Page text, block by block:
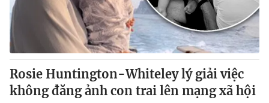
Sản phẩm
Thị trường
Tư vấn
Giao lưu trực tuyến
Lịch phát sóng
Chuyên mục khác
Rosie Huntington-Whiteley lý giải việc
không đăng ảnh con trai lên mạng xã hội